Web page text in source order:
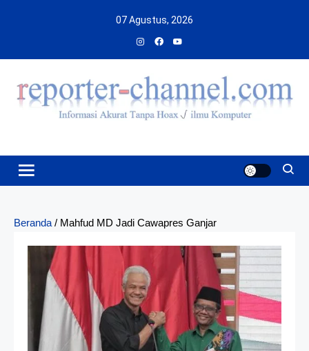
07 Agustus, 2026
Beranda / Mahfud MD Jadi Cawapres Ganjar